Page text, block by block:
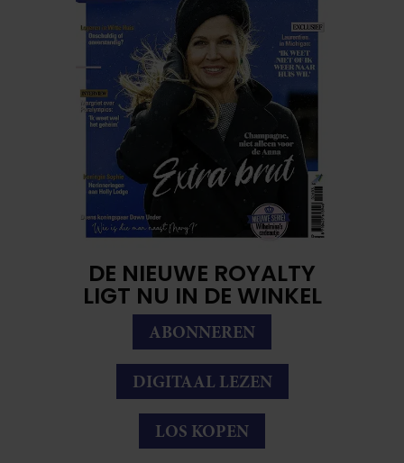
DE NIEUWE ROYALTY
LIGT NU IN DE WINKEL
ABONNEREN
DIGITAAL LEZEN
LOS KOPEN